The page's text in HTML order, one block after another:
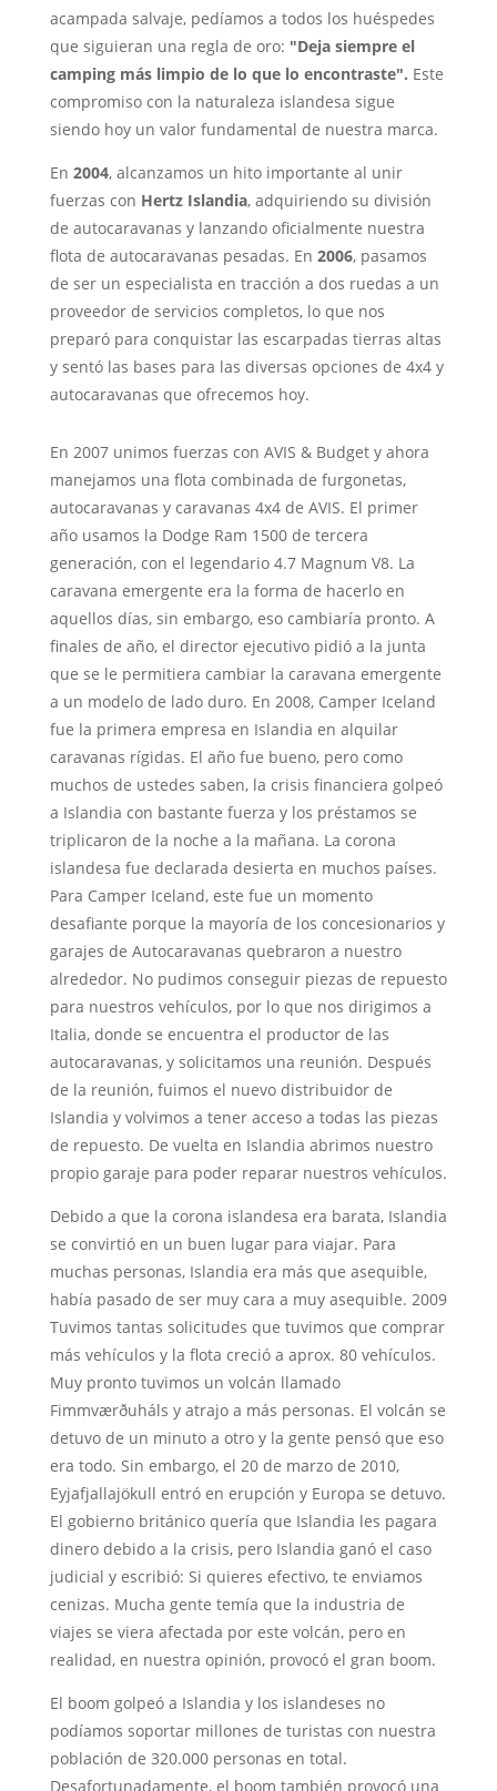
acampada salvaje, pedíamos a todos los huéspedes
que siguieran una regla de oro: "Deja siempre el
camping más limpio de lo que lo encontraste". Este
compromiso con la naturaleza islandesa sigue
siendo hoy un valor fundamental de nuestra marca.
En 2004, alcanzamos un hito importante al unir
fuerzas con Hertz Islandia, adquiriendo su división
de autocaravanas y lanzando oficialmente nuestra
flota de autocaravanas pesadas. En 2006, pasamos
de ser un especialista en tracción a dos ruedas a un
proveedor de servicios completos, lo que nos
preparó para conquistar las escarpadas tierras altas
y sentó las bases para las diversas opciones de 4x4 y
autocaravanas que ofrecemos hoy.
En 2007 unimos fuerzas con AVIS & Budget y ahora
manejamos una flota combinada de furgonetas,
autocaravanas y caravanas 4x4 de AVIS. El primer
año usamos la Dodge Ram 1500 de tercera
generación, con el legendario 4.7 Magnum V8. La
caravana emergente era la forma de hacerlo en
aquellos días, sin embargo, eso cambiaría pronto. A
finales de año, el director ejecutivo pidió a la junta
que se le permitiera cambiar la caravana emergente
a un modelo de lado duro. En 2008, Camper Iceland
fue la primera empresa en Islandia en alquilar
caravanas rígidas. El año fue bueno, pero como
muchos de ustedes saben, la crisis financiera golpeó
a Islandia con bastante fuerza y los préstamos se
triplicaron de la noche a la mañana. La corona
islandesa fue declarada desierta en muchos países.
Para Camper Iceland, este fue un momento
desafiante porque la mayoría de los concesionarios y
garajes de Autocaravanas quebraron a nuestro
alrededor. No pudimos conseguir piezas de repuesto
para nuestros vehículos, por lo que nos dirigimos a
Italia, donde se encuentra el productor de las
autocaravanas, y solicitamos una reunión. Después
de la reunión, fuimos el nuevo distribuidor de
Islandia y volvimos a tener acceso a todas las piezas
de repuesto. De vuelta en Islandia abrimos nuestro
propio garaje para poder reparar nuestros vehículos.
Debido a que la corona islandesa era barata, Islandia
se convirtió en un buen lugar para viajar. Para
muchas personas, Islandia era más que asequible,
había pasado de ser muy cara a muy asequible. 2009
Tuvimos tantas solicitudes que tuvimos que comprar
más vehículos y la flota creció a aprox. 80 vehículos.
Muy pronto tuvimos un volcán llamado
Fimmværðuháls y atrajo a más personas. El volcán se
detuvo de un minuto a otro y la gente pensó que eso
era todo. Sin embargo, el 20 de marzo de 2010,
Eyjafjallajökull entró en erupción y Europa se detuvo.
El gobierno británico quería que Islandia les pagara
dinero debido a la crisis, pero Islandia ganó el caso
judicial y escribió: Si quieres efectivo, te enviamos
cenizas. Mucha gente temía que la industria de
viajes se viera afectada por este volcán, pero en
realidad, en nuestra opinión, provocó el gran boom.
El boom golpeó a Islandia y los islandeses no
podíamos soportar millones de turistas con nuestra
población de 320.000 personas en total.
Desafortunadamente, el boom también provocó una